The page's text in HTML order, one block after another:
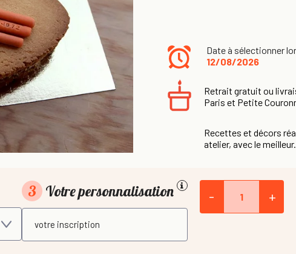
Date à sélectionner
12/08/2026
Retrait gratuit ou
Paris et Petite
Recettes et décors
atelier, avec le
3 Votre personnalisation - +